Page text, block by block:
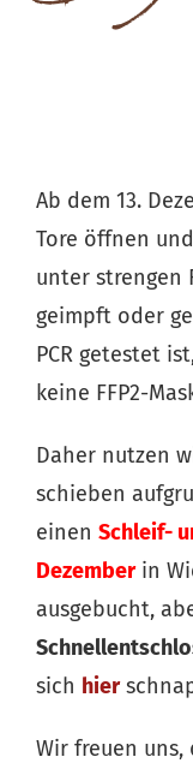
Ab dem 13.
Tore öffnen
unter strengen
geimpft oder
PCR getestet
keine FFP2-
Daher nutzen
schieben
einen Schleif-
Dezemberin
ausgebucht,
sich hier
Wir freuen uns,